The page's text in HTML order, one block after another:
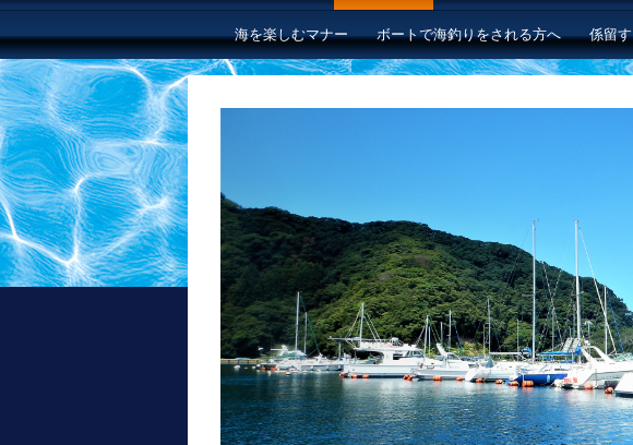
海を楽しむマナー ボートで海釣りをされる方へ 係留